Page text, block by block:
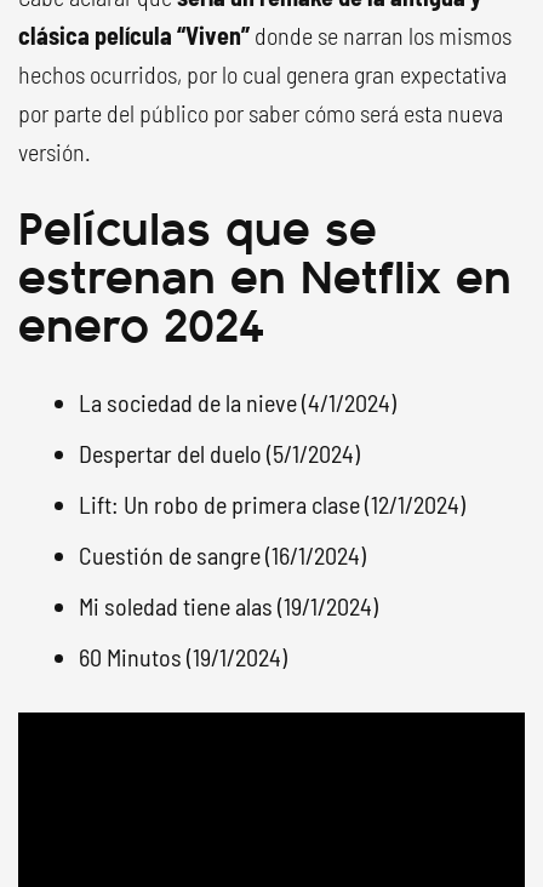
clásica película “Viven” donde se narran los mismos
hechos ocurridos, por lo cual genera gran expectativa
por parte del público por saber cómo será esta nueva
versión.
Películas que se
estrenan en Netflix en
enero 2024
La sociedad de la nieve (4/1/2024)
Despertar del duelo (5/1/2024)
Lift: Un robo de primera clase (12/1/2024)
Cuestión de sangre (16/1/2024)
Mi soledad tiene alas (19/1/2024)
60 Minutos (19/1/2024)